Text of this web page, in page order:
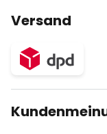
Versand